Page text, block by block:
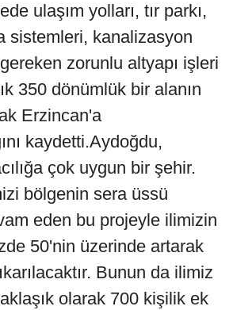
ulaşım yolları, tır parkı,
sistemleri, kanalizasyon
zorunlu altyapı işleri
350 dönümlük bir alanın
Erzincan'a
kaydetti.Aydoğdu,
çok uygun bir şehir.
bölgenin sera üssü
eden bu projeyle ilimizin
50'nin üzerinde artarak
Bunun da ilimiz
olarak 700 kişilik ek